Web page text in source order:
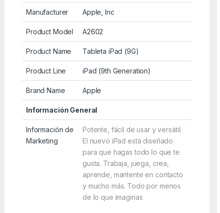
Manufacturer Apple, Inc
Product Model A2602
Product Name Tableta iPad (9G)
Product Line iPad (9th Generation)
Brand Name Apple
Información General
Información de
Marketing
Potente, fácil de usar y versátil.
El nuevo iPad está diseñado
para que hagas todo lo que te
gusta. Trabaja, juega, crea,
aprende, mantente en contacto
y mucho más. Todo por menos
de lo que imaginas